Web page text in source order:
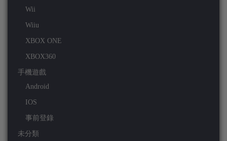
Wii
Wiiu
XBOX ONE
XBOX360
手機遊戲
Android
IOS
事前登錄
未分類